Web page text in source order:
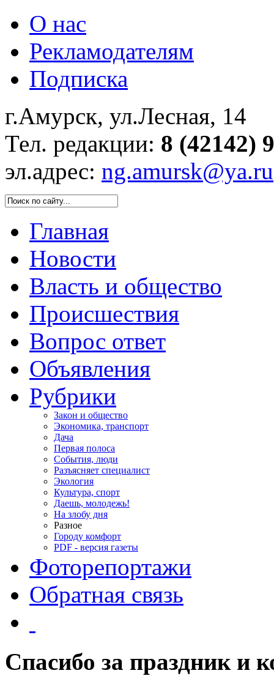
О нас
Рекламодателям
Подписка
г.Амурск, ул.Лесная, 14
Тел. редакции: 8 (42142)
эл.адрес: ng.amursk@ya.ru
Главная
Новости
Власть и общество
Происшествия
Вопрос ответ
Объявления
Рубрики
Закон и общество
Экономика, транспорт
Дача
Первая полоса
События, люди
Разъясняет специалист
Экология
Культура, спорт
Даешь, молодежь!
На злобу дня
Разное
Городу комфорт
PDF - версия газеты
Фоторепортажи
Обратная связь
Спасибо за праздник и